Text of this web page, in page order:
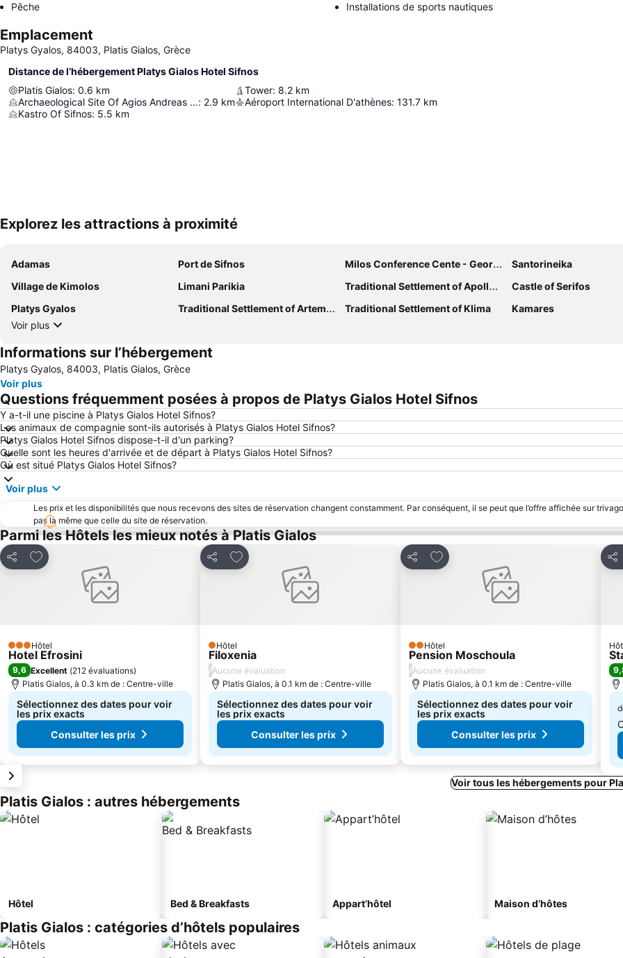
Pêche
Installations de sports nautiques
Emplacement
Platys Gyalos, 84003, Platis Gialos, Grèce
Distance de l’hébergement Platys Gialos Hotel Sifnos
Platis Gialos: 0.6 km
Archaeological Site Of Agios Andreas Museum: 2.9 km
Kastro Of Sifnos: 5.5 km
Tower: 8.2 km
Aéroport International D'athènes: 131.7 km
Explorez les attractions à proximité
Adamas Port de Sifnos Milos Conference Cente - George Iliopoulos
Santorineika
Village de Kimolos
Limani Parikia Traditional Settlement of Apollonia
Castle of Serifos
Platys Gyalos
Traditional Settlement of Artemonas Traditional Settlement of Klima
Kamares
Voir plus
Informations sur l’hébergement
Platys Gyalos, 84003, Platis Gialos, Grèce
Voir plus
Questions fréquemment posées à propos de Platys Gialos Hotel Sifnos
Y a-t-il une piscine à Platys Gialos Hotel Sifnos?
Les animaux de compagnie sont-ils autorisés à Platys Gialos Hotel Sifnos?
Platys Gialos Hotel Sifnos dispose-t-il d'un parking?
Quelle sont les heures d'arrivée et de départ à Platys Gialos Hotel Sifnos?
Où est situé Platys Gialos Hotel Sifnos?
Voir plus
Les prix et les disponibilités que nous recevons des sites de réservation changent constamment. Par conséquent, il se peut que l’offre affichée sur
pas la même que celle du site de réservation.
Parmi les Hôtels les mieux notés à Platis Gialos
Partager
Ajouter à mes favoris
3 Étoiles
Hôtel
Hotel Efrosini
9,6 Excellent (212 évaluations)
Platis Gialos, à 0.3 km de : Centre-ville
Sélectionnez des dates pour voir
les prix exacts
Consulter les prix
Partager
Ajouter à mes favoris
1 Étoiles
Hôtel
Filoxenia
/Aucune évaluation
Platis Gialos, à 0.1 km de : Centre-ville
Sélectionnez des dates pour voir
les prix exacts
Consulter les prix
Partager
Ajouter à mes favoris
2 Étoiles
Hôtel
Pension Moschoula
/Aucune évaluation
Platis Gialos, à 0.1 km de : Centre-ville
Sélectionnez des dates pour voir
les prix exacts
Consulter les prix
Voir tous les hébergements pour
Platis Gialos : autres hébergements
Hôtel Bed & Breakfasts Appart’hôtel Maison d’hôtes
Platis Gialos : catégories d’hôtels populaires